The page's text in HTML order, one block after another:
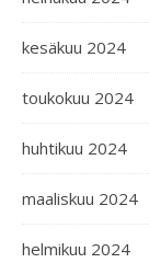
kesäkuu 2024
toukokuu 2024
huhtikuu 2024
maaliskuu 2024
helmikuu 2024